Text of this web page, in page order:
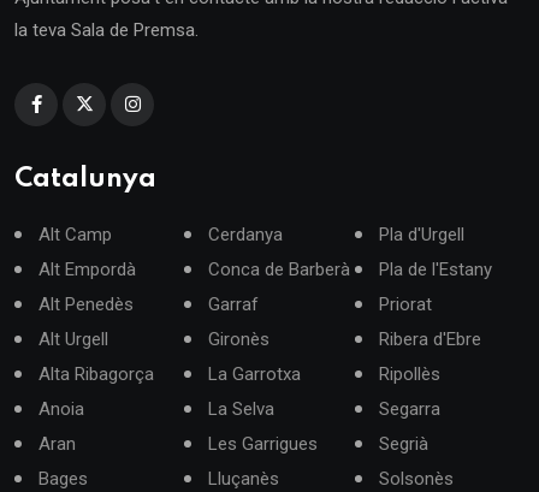
la teva Sala de Premsa.
Catalunya
Alt Camp
Alt Empordà
Alt Penedès
Alt Urgell
Alta Ribagorça
Anoia
Aran
Bages
Cerdanya
Conca de Barberà
Garraf
Gironès
La Garrotxa
La Selva
Les Garrigues
Lluçanès
Pla d'Urgell
Pla de l'Estany
Priorat
Ribera d'Ebre
Ripollès
Segarra
Segrià
Solsonès